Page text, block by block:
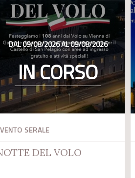
DAL 09/08/2026 AL 09/08/2026
IN CORSO
SERALE
DEL VOLO